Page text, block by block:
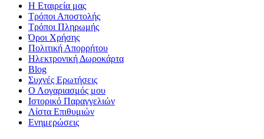
Η Εταιρεία μας
Τρόποι Αποστολής
Τρόποι Πληρωμής
Όροι Χρήσης
Πολιτική Απορρήτου
Ηλεκτρονική Δωροκάρτα
Blog
Συχνές Ερωτήσεις
Ο Λογαριασμός μου
Ιστορικό Παραγγελιών
Λίστα Επιθυμιών
Ενημερώσεις